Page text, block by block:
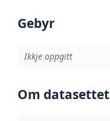
Gebyr
Ikkje oppgitt
Om datasettet